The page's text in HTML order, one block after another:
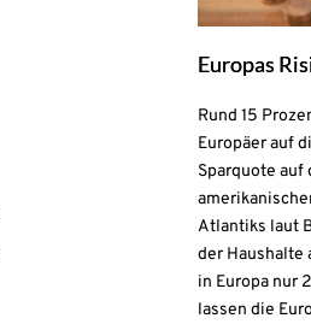
Europas
Rund 15
Europäer auf
Sparquote auf
Atlantiks laut
der Haushalte
in Europa nur
lassen die